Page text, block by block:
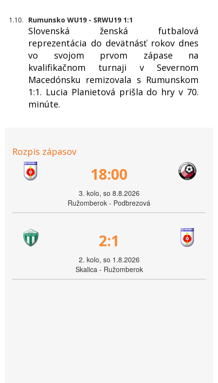
1.10. Rumunsko WU19 - SRWU19 1:1
Slovenská ženská futbalová
reprezentácia do devätnásť rokov dnes
vo svojom prvom zápase na
kvalifikačnom turnaji v Severnom
Macedónsku remizovala s Rumunskom
1:1. Lucia Planietová prišla do hry v 70.
minúte.
Rozpis zápasov
18:00
3. kolo, so 8.8.2026
Ružomberok - Podbrezová
2:1
2. kolo, so 1.8.2026
Skalica - Ružomberok